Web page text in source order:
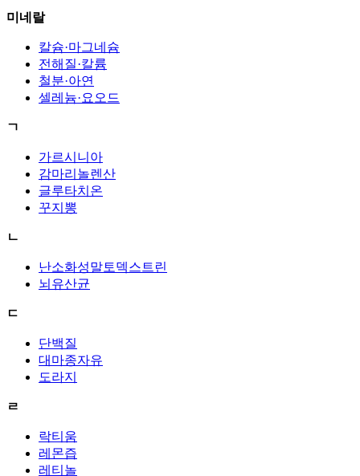
미네랄
칼슘·마그네슘
전해질·칼륨
철분·아연
셀레늄·요오드
ㄱ
가르시니아
감마리놀렌산
글루타치온
꾸지뽕
ㄴ
난소화성말토덱스트린
뇌유산균
ㄷ
단백질
대마종자유
도라지
ㄹ
락티움
레몬즙
레티놀